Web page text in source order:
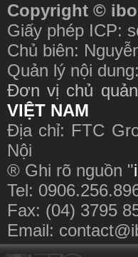
Copyright ©
Giấy phép ICP:
Chủ biên:
Quản lý nội
Đơn vị chủ
VIỆT NAM
Địa chỉ: FTC
Nội
® Ghi rõ nguồn "
Tel:
Fax: (04) 3795
Email: